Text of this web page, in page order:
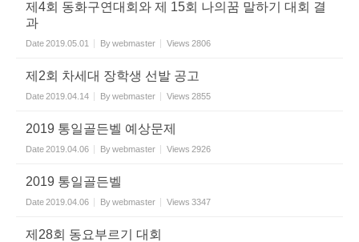
제4회 동화구연대회와 제 15회 나의꿈 말하기 대회 결
과
Date2019.05.01 Bywebmaster Views 2806
제2회 차세대 장학생 선발 공고
Date2019.04.14 Bywebmaster Views 2855
2019 통일골든벨 예상문제
Date2019.04.06 Bywebmaster Views 2926
2019 통일골든벨
Date2019.04.06 Bywebmaster Views 3347
제28회 동요부르기 대회